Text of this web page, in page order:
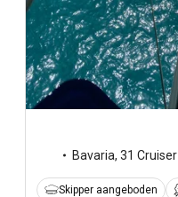
Bavaria, 31 Cruiser
Skipper aangeboden